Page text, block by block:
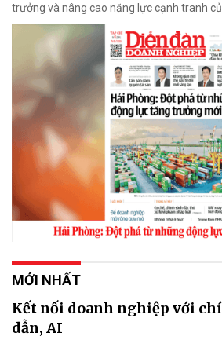
trưởng và nâng cao năng lực cạnh tranh
MỚI NHẤT
Kết nối doanh nghiệp với
dẫn, AI